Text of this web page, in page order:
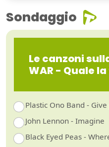
Sondaggio
Le canzoni
WAR - Quale
Plastic Ono Band -
John Lennon - Imagine
Black Eyed Peas -